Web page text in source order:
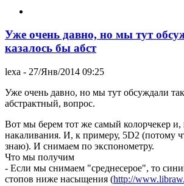
Уже очень давно, но мы тут
казалось бы абст
lexa - 27/Янв/2014 09:25
Уже очень давно, но мы тут обсуждали
абстрактный, вопрос.
Вот мы берем тот же самый колорчекер
накаливания. И, к примеру, 5D2 (потому
знаю). И снимаем по экспонометру.
Что мы получим
- Если мы снимаем "среднесерое", то
стопов ниже насыщения (http://